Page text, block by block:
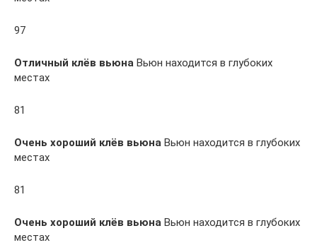
97
Отличный клёв вьюна Вьюн находится в глубоких
местах
81
Очень хороший клёв вьюна Вьюн находится в глубоких
местах
81
Очень хороший клёв вьюна Вьюн находится в глубоких
местах